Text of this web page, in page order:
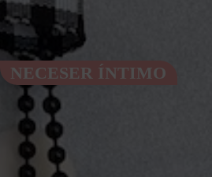
NECESER ÍNTIMO